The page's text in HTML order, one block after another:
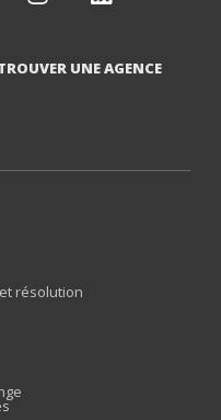
UNE AGENCE
résolution